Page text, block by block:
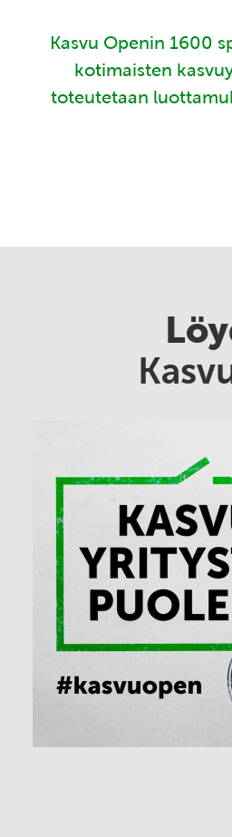
Kasvu Openin 1600
kotimaisten
toteutetaan